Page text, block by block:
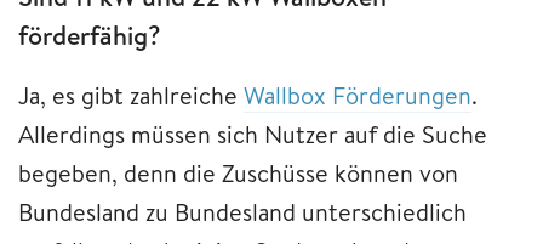
förderfähig?
Ja, es gibt zahlreiche Wallbox Förderungen.
Allerdings müssen sich Nutzer auf die Suche
begeben, denn die Zuschüsse können von
Bundesland zu Bundesland unterschiedlich